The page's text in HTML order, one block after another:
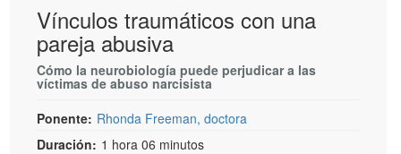
Vínculos traumáticos con una
pareja abusiva
Cómo la neurobiología puede perjudicar a las
víctimas de abuso narcisista
Ponente: Rhonda Freeman, doctora
Duración: 1 hora 06 minutos